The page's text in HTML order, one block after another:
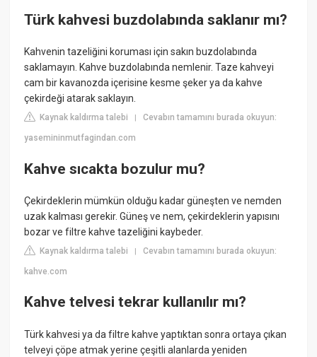
Türk kahvesi buzdolabında saklanır mı?
Kahvenin tazeliğini koruması için sakın buzdolabında
saklamayın. Kahve buzdolabında nemlenir. Taze kahveyi
cam bir kavanozda içerisine kesme şeker ya da kahve
çekirdeği atarak saklayın.
Kaynak kaldırma talebi |Cevabın tamamını burada okuyun:
yasemininmutfagindan.com
Kahve sıcakta bozulur mu?
Çekirdeklerin mümkün olduğu kadar güneşten ve nemden
uzak kalması gerekir. Güneş ve nem, çekirdeklerin yapısını
bozar ve filtre kahve tazeliğini kaybeder.
Kaynak kaldırma talebi |Cevabın tamamını burada okuyun:
kahve.com
Kahve telvesi tekrar kullanılır mı?
Türk kahvesi ya da filtre kahve yaptıktan sonra ortaya çıkan
telveyi çöpe atmak yerine çeşitli alanlarda yeniden